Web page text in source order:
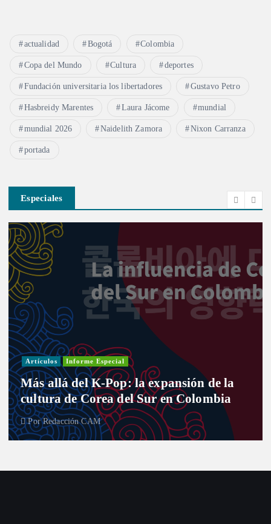
actualidad Bogotá Colombia
Copa del Mundo Cultura deportes
Fundación universitaria los libertadores Gustavo Petro
Hasbreidy Marentes Laura Jácome mundial
mundial 2026 Naidelith Zamora Nixon Carranza
portada
Especiales
Artículos Informe Especial
Más allá del K-Pop: la expansión de la
cultura de Corea del Sur en Colombia
PorRedacción CAM